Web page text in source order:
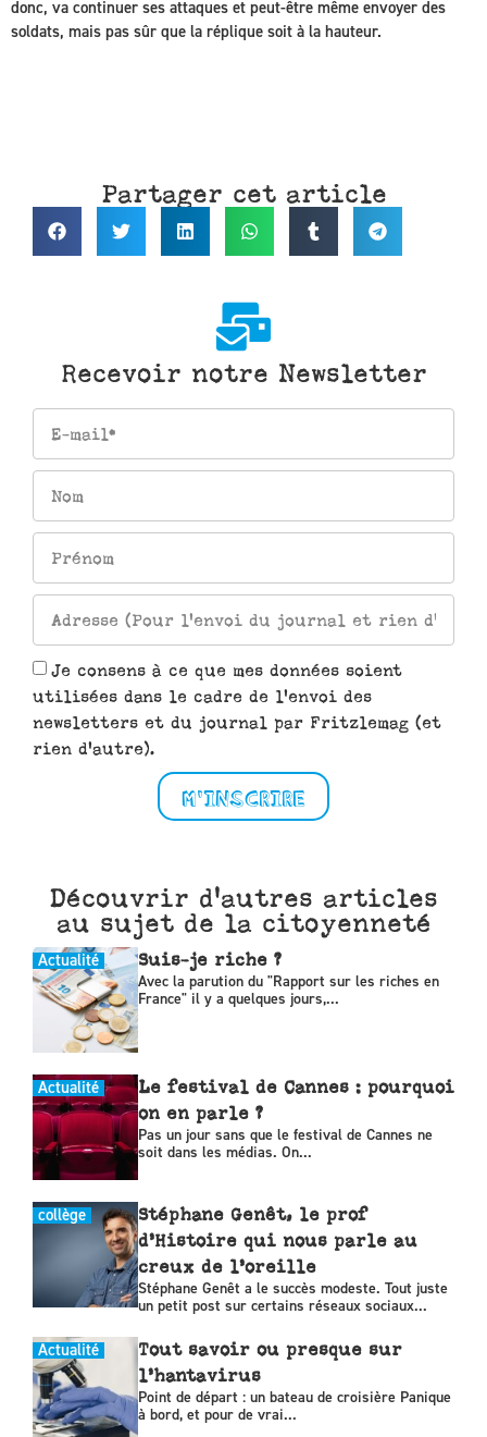
donc, va continuer ses attaques et peut-être même envoyer des
soldats, mais pas sûr que la réplique soit à la hauteur.
Partager cet article
Recevoir notre Newsletter
Je consens à ce que mes données soient
utilisées dans le cadre de l'envoi des
newsletters et du journal par Fritzlemag (et
rien d'autre).
M'INSCRIRE
Découvrir d'autres articles
au sujet de la citoyenneté
Actualité Suis-je riche ?
Avec la parution du "Rapport sur les riches en
France" il y a quelques jours,...
Actualité
Le festival de Cannes : pourquoi
on en parle ?
Pas un jour sans que le festival de Cannes ne
soit dans les médias. On...
collège
Stéphane Genêt, le prof
d’Histoire qui nous parle au
creux de l’oreille
Stéphane Genêt a le succès modeste. Tout juste
un petit post sur certains réseaux sociaux...
Actualité
Tout savoir ou presque sur
l’hantavirus
Point de départ : un bateau de croisière Panique
à bord, et pour de vrai...